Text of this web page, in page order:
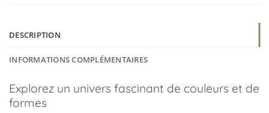
DESCRIPTION
INFORMATIONS COMPLÉMENTAIRES
Explorez un univers fascinant de couleurs et de
formes